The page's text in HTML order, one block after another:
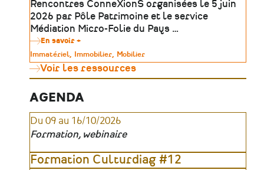
Ateliers
Rencontres ConneXionS organisées le 5 juin
2026 par Pôle Patrimoine et le service
Médiation Micro-Folie du Pays …
En savoir +
Outils
numériques
&
médiation
révéler
le
patrimoine
absent,
invisible
ou
|
Table
Type
de
patrimoine
Immatériel Immobilier Mobilier
Voir les ressources
AGENDA
Du 09 au 16/10/2026
Formation, webinaire
Formation Culturdiag #12